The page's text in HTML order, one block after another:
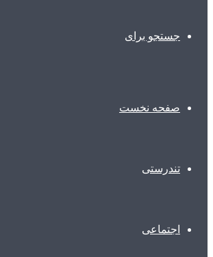
جستجو برای
صفحه نخست
تندرستی
اجتماعی